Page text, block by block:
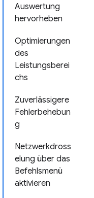
Auswertung
hervorheben
Optimierungen
des
Leistungsberei
chs
Zuverlässigere
Fehlerbehebun
g
Netzwerkdross
elung über das
Befehlsmenü
aktivieren